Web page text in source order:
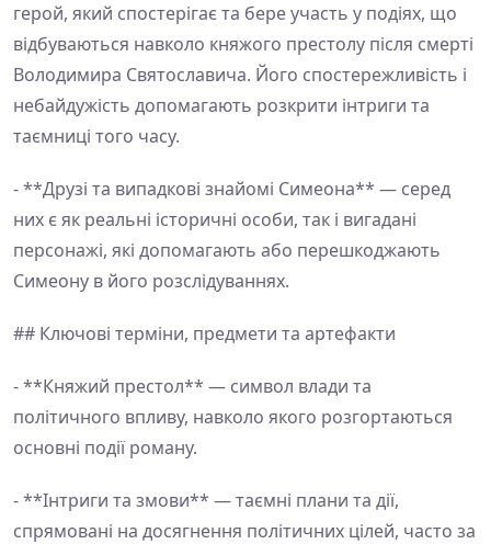
герой, який спостерігає та бере участь у подіях, що
відбуваються навколо княжого престолу після смерті
Володимира Святославича. Його спостережливість і
небайдужість допомагають розкрити інтриги та
таємниці того часу.
- **Друзі та випадкові знайомі Симеона** — серед
них є як реальні історичні особи, так і вигадані
персонажі, які допомагають або перешкоджають
Симеону в його розслідуваннях.
## Ключові терміни, предмети та артефакти
- **Княжий престол** — символ влади та
політичного впливу, навколо якого розгортаються
основні події роману.
- **Інтриги та змови** — таємні плани та дії,
спрямовані на досягнення політичних цілей, часто за